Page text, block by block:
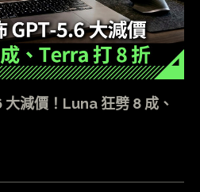
減價！Luna 狂劈 8 成、